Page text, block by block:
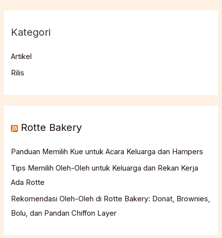
Kategori
Artikel
Rilis
Rotte Bakery
Panduan Memilih Kue untuk Acara Keluarga dan Hampers
Tips Memilih Oleh-Oleh untuk Keluarga dan Rekan Kerja
Ada Rotte
Rekomendasi Oleh-Oleh di Rotte Bakery: Donat, Brownies,
Bolu, dan Pandan Chiffon Layer